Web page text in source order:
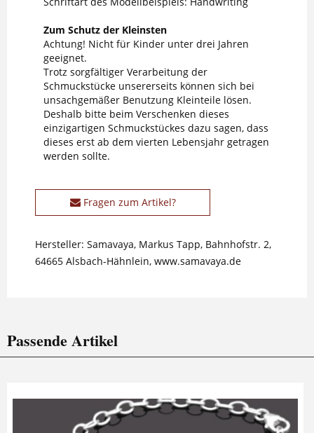
Zum Schutz der Kleinsten
Achtung! Nicht für Kinder unter drei Jahren
geeignet.
Trotz sorgfältiger Verarbeitung der
Schmuckstücke unsererseits können sich bei
unsachgemäßer Benutzung Kleinteile lösen.
Deshalb bitte beim Verschenken dieses
einzigartigen Schmuckstückes dazu sagen, dass
dieses erst ab dem vierten Lebensjahr getragen
werden sollte.
Fragen zum Artikel?
Hersteller: Samavaya, Markus Tapp, Bahnhofstr. 2,
64665 Alsbach-Hähnlein, www.samavaya.de
Passende Artikel